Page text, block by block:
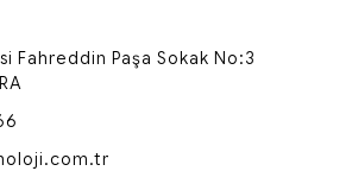
Technology | Systems
Fahreddin Paşa Sokak No:3